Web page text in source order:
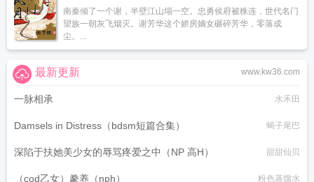
南秦倾了一个谢，半壁江山塌一空。忠勇侯府被株连，世代名门
望族一朝灰飞烟灭。谢芳华这个娇房嫡女碾碎芳华，零落成
尘。...
www.kw36.com
最新更新
一脉相承 水禾田
Damsels in Distress（bdsm短篇合集） 蝎子尾巴
深陷于扶她美少女的辱骂疼爱之中（NP 高H） 甜甜仙贝
（cod乙女）豢养（nph） 粉色蒸馏水